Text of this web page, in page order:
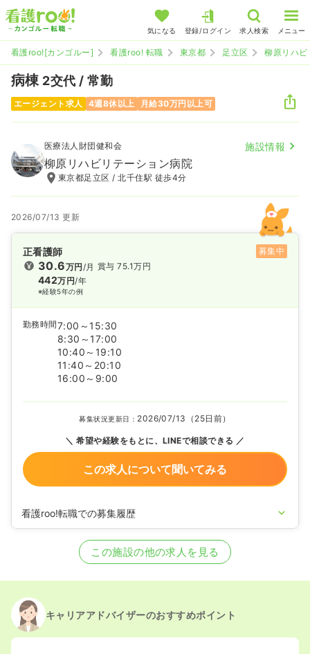
気になる 登録/ログイン 求人検索 メニュー
看護roo![カンゴルー] 看護roo! 転職 東京都 足立区 柳原リハ
病棟 2交代 / 常勤
エージェント求人 4週8休以上 月給30万円以上可
医療法人財団健和会 施設情報
柳原リハビリテーション病院
東京都足立区 / 北千住駅 徒歩4分
2026/07/13 更新
正看護師 募集中
30.6万円/月
442万円/年
※経験5年の例
賞与 75.1万円
勤務時間7:00～15:30
8:30～17:00
10:40～19:10
11:40～20:10
16:00～9:00
募集状況更新日： 2026/07/13（25日前）
希望や経験をもとに、LINEで相談できる
この求人について聞いてみる
看護roo!転職での募集履歴
正看護師の募集を休止
正看護師の募集を開始
2022/04/27正看護師の募集を開始
2021/07/21
2021/06/10 正看護師の募集を休止
2020/09/17
この施設の他の求人を見る
キャリアアドバイザーのおすすめポイント